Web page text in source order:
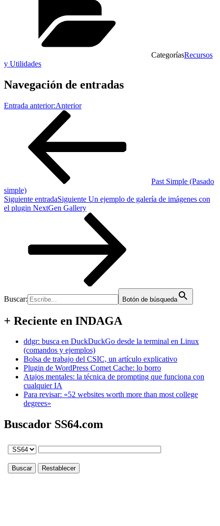
CategoríasRecursos
y Utilidades
Navegación de entradas
Entrada anterior:Anterior
Past Simple (Pasado
simple)
Siguiente entradaSiguiente Un ejemplo de galería de imágenes con
el plugin NextGen Gallery
Buscar: Botón de búsqueda
+ Reciente en INDAGA
ddgr: busca en DuckDuckGo desde la terminal en Linux
(comandos y ejemplos)
Bolsa de trabajo del CSIC, un artículo explicativo
Plugin de WordPress Comet Cache: lo borro
Atajos mentales: la técnica de prompting que funciona con
cualquier IA
Para revisar: «52 websites worth more than most college
degrees»
Buscador SS64.com